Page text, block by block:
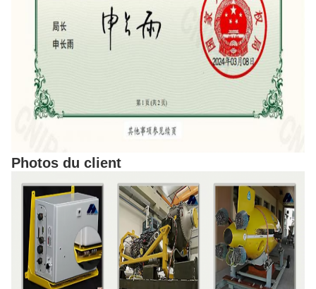
Photos du client